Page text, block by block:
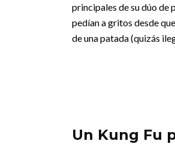
principales de su dúo de
pedían a gritos desde
de una patada (quizás
Un Kung Fu